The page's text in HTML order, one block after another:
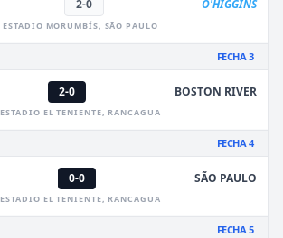
2-0 O'HIGGINS
ESTADIO MORUMBÍS, SÃO PAULO
FECHA 3
2-0 BOSTON RIVER
ESTADIO EL TENIENTE, RANCAGUA
FECHA 4
0-0 SÃO PAULO
ESTADIO EL TENIENTE, RANCAGUA
FECHA 5